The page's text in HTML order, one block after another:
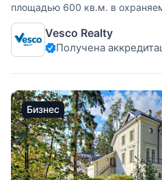
площадью 600 кв.м. в
Монтевиль. Дом построен в
Приватный участок 24 сотки с
парк поселка. На территории
Vesco Realty
Получена
Бизнес